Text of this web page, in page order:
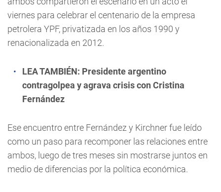
viernes para celebrar el centenario de la empresa
petrolera YPF, privatizada en los años 1990 y
renacionalizada en 2012.
LEA TAMBIÉN: Presidente argentino
contragolpea y agrava crisis con Cristina
Fernández
Ese encuentro entre Fernández y Kirchner fue leído
como un paso para recomponer las relaciones entre
ambos, luego de tres meses sin mostrarse juntos en
medio de diferencias por la política económica.